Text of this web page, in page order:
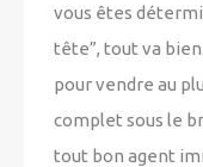
vous êtes
tête”, tout va
pour vendre au
complet sous le
tout bon agent